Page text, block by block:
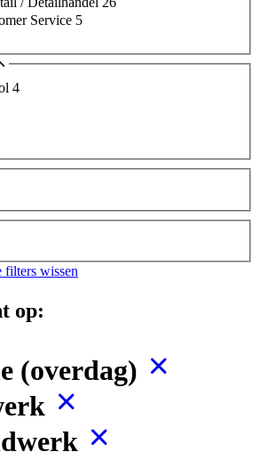
Service 5
4
filters wissen
op:
(overdag)